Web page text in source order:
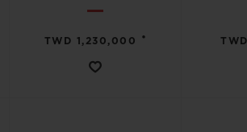
TWD 1,230,000 •